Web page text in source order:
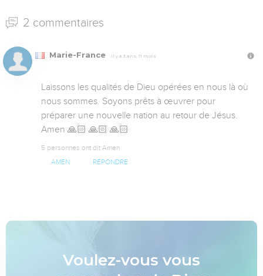
2 commentaires
Marie-France Il y a 3 ans, 11 mois
Laissons les qualités de Dieu opérées en nous là où
nous sommes. Soyons prêts à œuvrer pour
préparer une nouvelle nation au retour de Jésus.
Amen 🙏🏻 🙏🏻 🙏🏻
5 personnes ont dit Amen
AMEN RÉPONDRE
Voulez-vous vous